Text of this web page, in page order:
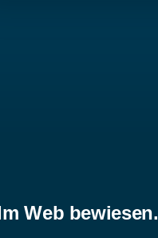
Web bewiesen.